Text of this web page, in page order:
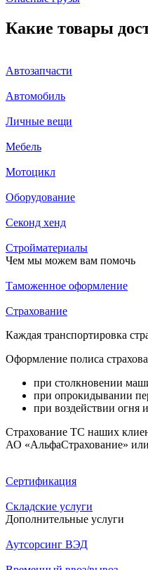
Какие товары
Автозапчасти
Автомобиль
Личные вещи
Мебель
Мотоцикл
Оборудование
Секонд хенд
Стройматериалы
Чем мы можем вам помочь
Таможенное оформление
Страхование
Каждая транспортировка
Оформление полиса
при столкновении
при опрокидывании
при воздействии огня
Страхование ТС наших
АО «АльфаСтрахование»
Сертификация
Складские услуги
Дополнительные услуги
Аутсорсинг ВЭД